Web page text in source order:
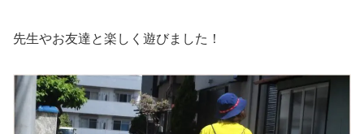
先生やお友達と楽しく遊びました！